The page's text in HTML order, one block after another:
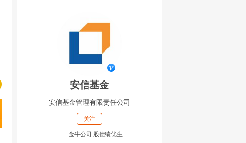
安信基金
安信基金管理有限责任公司
关注
金牛公司 股债绩优生